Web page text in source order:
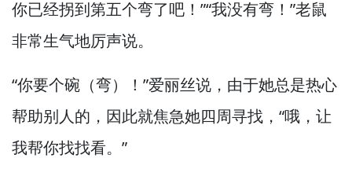
你已经拐到第五个弯了吧！”“我没有弯！”老鼠
非常生气地厉声说。
“你要个碗（弯）！”爱丽丝说， 由于她总是热心
帮助别人的， 因此就焦急她四周寻找， “哦， 让
我帮你找找看。”